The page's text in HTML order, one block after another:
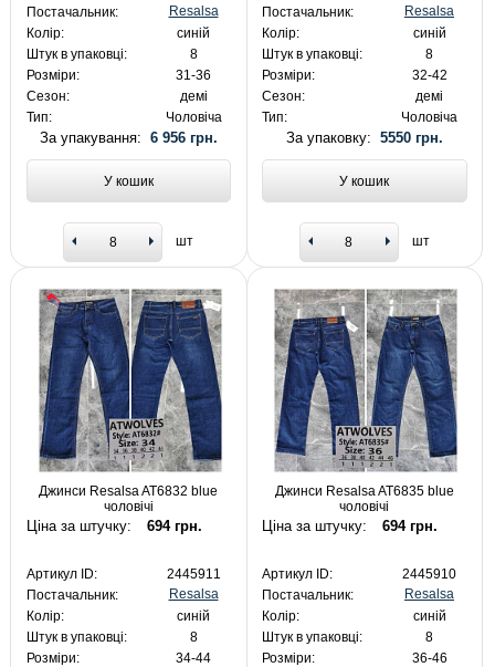
Постачальник:
Resalsa
Колір:
синій
Штук в упаковці:
8
Розміри:
31-36
Сезон:
демі
Тип:
Чоловіча
За упакування: 6 956 грн.
У кошик
шт
Постачальник:
Resalsa
Колір:
синій
Штук в упаковці:
8
Розміри:
32-42
Сезон:
демі
Тип:
Чоловіча
За упаковку: 5550 грн.
У кошик
шт
Джинси Resalsa AT6832 blue
чоловічі
Ціна за штучку: 694 грн.
Артикул ID:
2445911
Постачальник:
Resalsa
Колір:
синій
Штук в упаковці:
8
Розміри:
34-44
Джинси Resalsa AT6835 blue
чоловічі
Ціна за штучку: 694 грн.
Артикул ID:
2445910
Постачальник:
Resalsa
Колір:
синій
Штук в упаковці:
8
Розміри:
36-46